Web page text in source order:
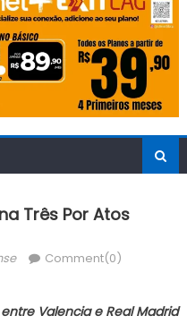
Três Por Atos
Comment(0)
Valencia e Real Madrid